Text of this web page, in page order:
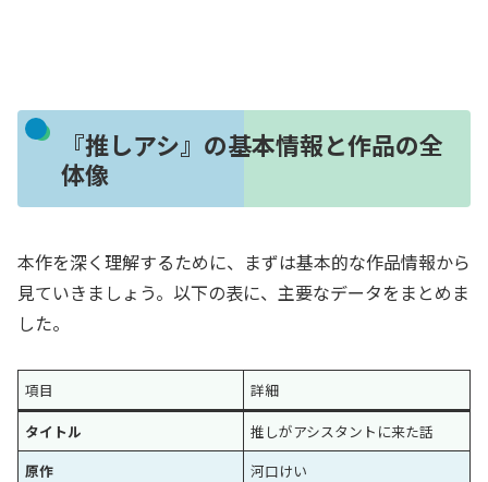
『推しアシ』の基本情報と作品の全
体像
本作を深く理解するために、まずは基本的な作品情報から
見ていきましょう。以下の表に、主要なデータをまとめま
した。
項目
詳細
タイトル
推しがアシスタントに来た話
原作
河口けい